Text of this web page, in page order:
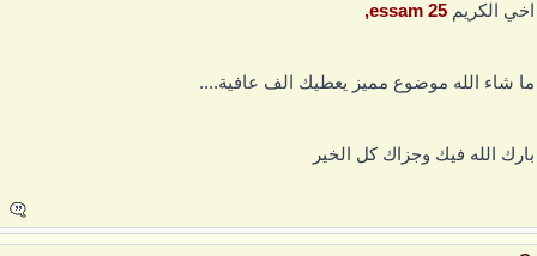
الكريم essam 25,
شاء الله موضوع مميز يعطيك الف عافية....
الله فيك وجزاك كل الخير